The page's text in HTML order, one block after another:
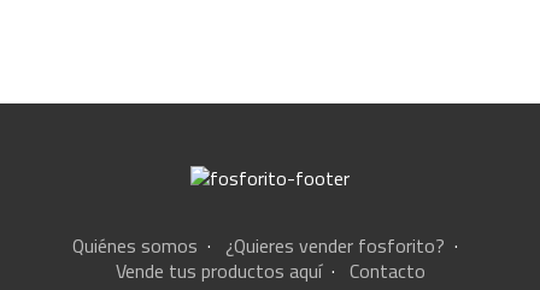
Quiénes somos · ¿Quieres vender fosforito? ·
Vende tus productos aquí· Contacto